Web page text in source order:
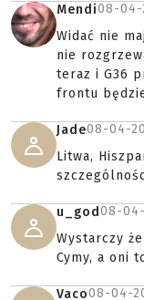
Mendi08-04-
Widać nie
nie
teraz i G36
frontu
Jade08-04-
Litwa,
u_god08-
Wystarczy
Cymy, a oni
Vaco08-04-